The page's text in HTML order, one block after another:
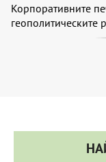
Корпоративните
геополитическите